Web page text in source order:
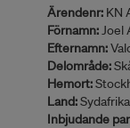
Ärendenr: KN
Förnamn:Joel
Efternamn:
Delområde:
Hemort:
Land:Sydafrika
Inbjudande